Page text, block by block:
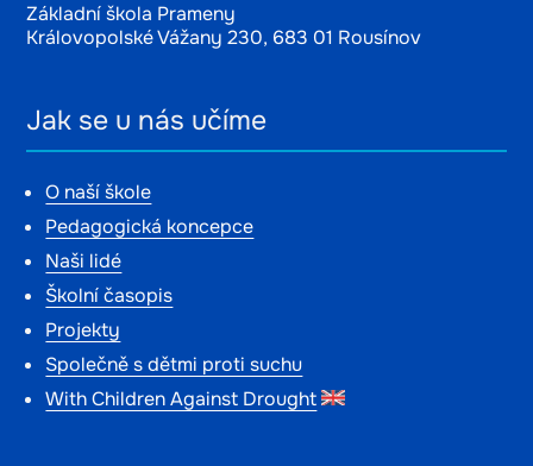
Základní škola Prameny
Královopolské Vážany 230, 683 01 Rousínov
Jak se u nás učíme
O naší škole
Pedagogická koncepce
Naši lidé
Školní časopis
Projekty
Společně s dětmi proti suchu
With Children Against Drought